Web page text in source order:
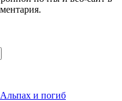
и погиб